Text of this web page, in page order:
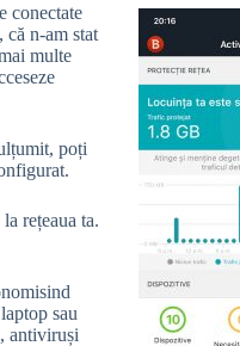
conectate
că n-am stat
multe
poți
rețeaua ta.
sau
antiviruși